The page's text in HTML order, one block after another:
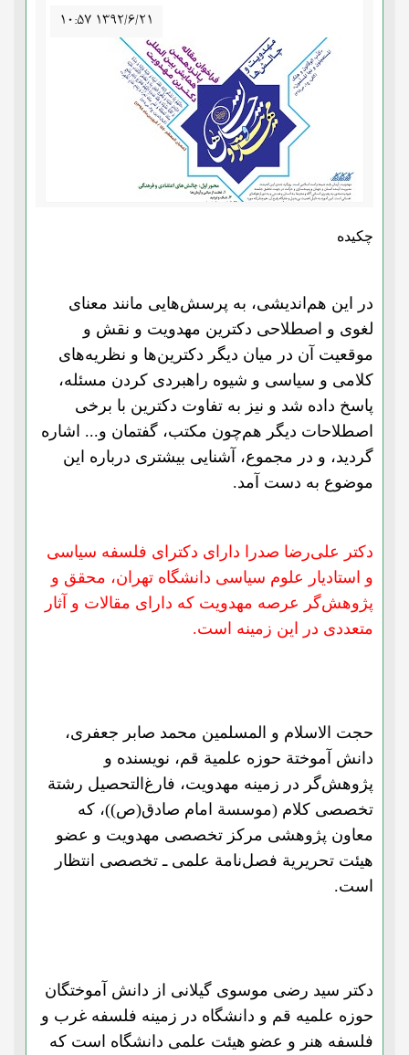
۱۰:۵۷ ۱۳۹۲/۶/۲۱
چکیده
در این هم‌اندیشی، به پرسش‌هایی مانند معنای
لغوی و اصطلاحی دکترین مهدویت و نقش و
موقعیت آن در میان دیگر دکترین‌ها و نظریه‌های
کلامی و سیاسی و شیوه راهبردی کردن مسئله،
پاسخ داده شد و نیز به تفاوت دکترین با برخی
اصطلاحات دیگر هم‌‌چون مکتب، گفتمان و... اشاره
گردید، و در مجموع، آشنایی بیشتری درباره این
موضوع به دست آمد.
دکتر علی‌رضا صدرا دارای دکترای فلسفه سیاسی
و استاد‌یار علوم سیاسی دانشگاه تهران، محقق و
پژوهش‌گر عرصه مهدویت که دارای مقالات و آثار
متعددی در این زمینه است.
حجت الاسلام و المسلمین محمد صابر جعفری،
دانش آموختة حوزه علمیة قم، نویسنده و
پژوهش‌گر در زمینه مهدویت، فارغ‌التحصیل رشتة
تخصصی کلام (موسسة امام صادق(ص))، که
معاون پژوهشی مرکز تخصصی مهدویت و عضو
هیئت تحریریة فصل‌نامة علمی ـ تخصصی انتظار
است.
دکتر سید رضی موسوی گیلانی از دانش آموختگان
حوزه علمیه قم و دانشگاه در زمینه فلسفه غرب و
فلسفه هنر و عضو هیئت علمی دانشگاه است که